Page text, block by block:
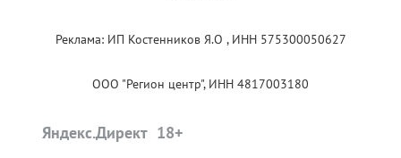
Реклама: ИП Костенников Я.О , ИНН 575300050627
ООО "Регион центр", ИНН 4817003180
Яндекс.Директ